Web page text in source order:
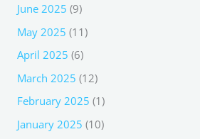
June 2025 (9)
May 2025 (11)
April 2025 (6)
March 2025 (12)
February 2025 (1)
January 2025 (10)